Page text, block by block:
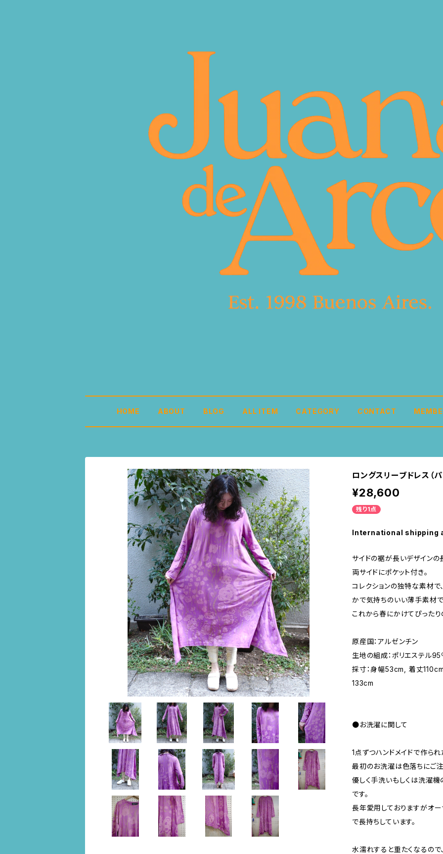
HOME ABOUT BLOG ALL ITEM CATEGORY CONTACT
ロングスリーブドレス（
¥28,600
残り1点
International shipping
サイドの裾が長いデザインの
両サイドにポケット付き。
コレクションの独特な素材
かで気持ちのいい薄手素材で
これから春にかけてぴったり
原産国：アルゼンチン
生地の組成：ポリエステル
採寸：身幅53cm, 着丈
133cm
●お洗濯に関して
1点ずつハンドメイドで作られ
最初のお洗濯は色落ちにご注
優しく手洗いもしくは洗濯
です。
長年愛用しておりますがオ
で長持ちしています。
水濡れすると重たくなるので